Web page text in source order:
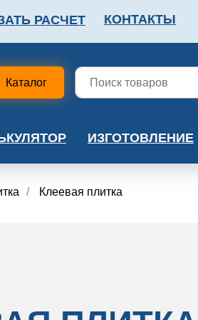
РАСЧЕТ КОНТАКТЫ
ФАЛЬШПОЛ
Каталог
ИЗГОТОВЛЕНИЕ
/ Клеевая плитка